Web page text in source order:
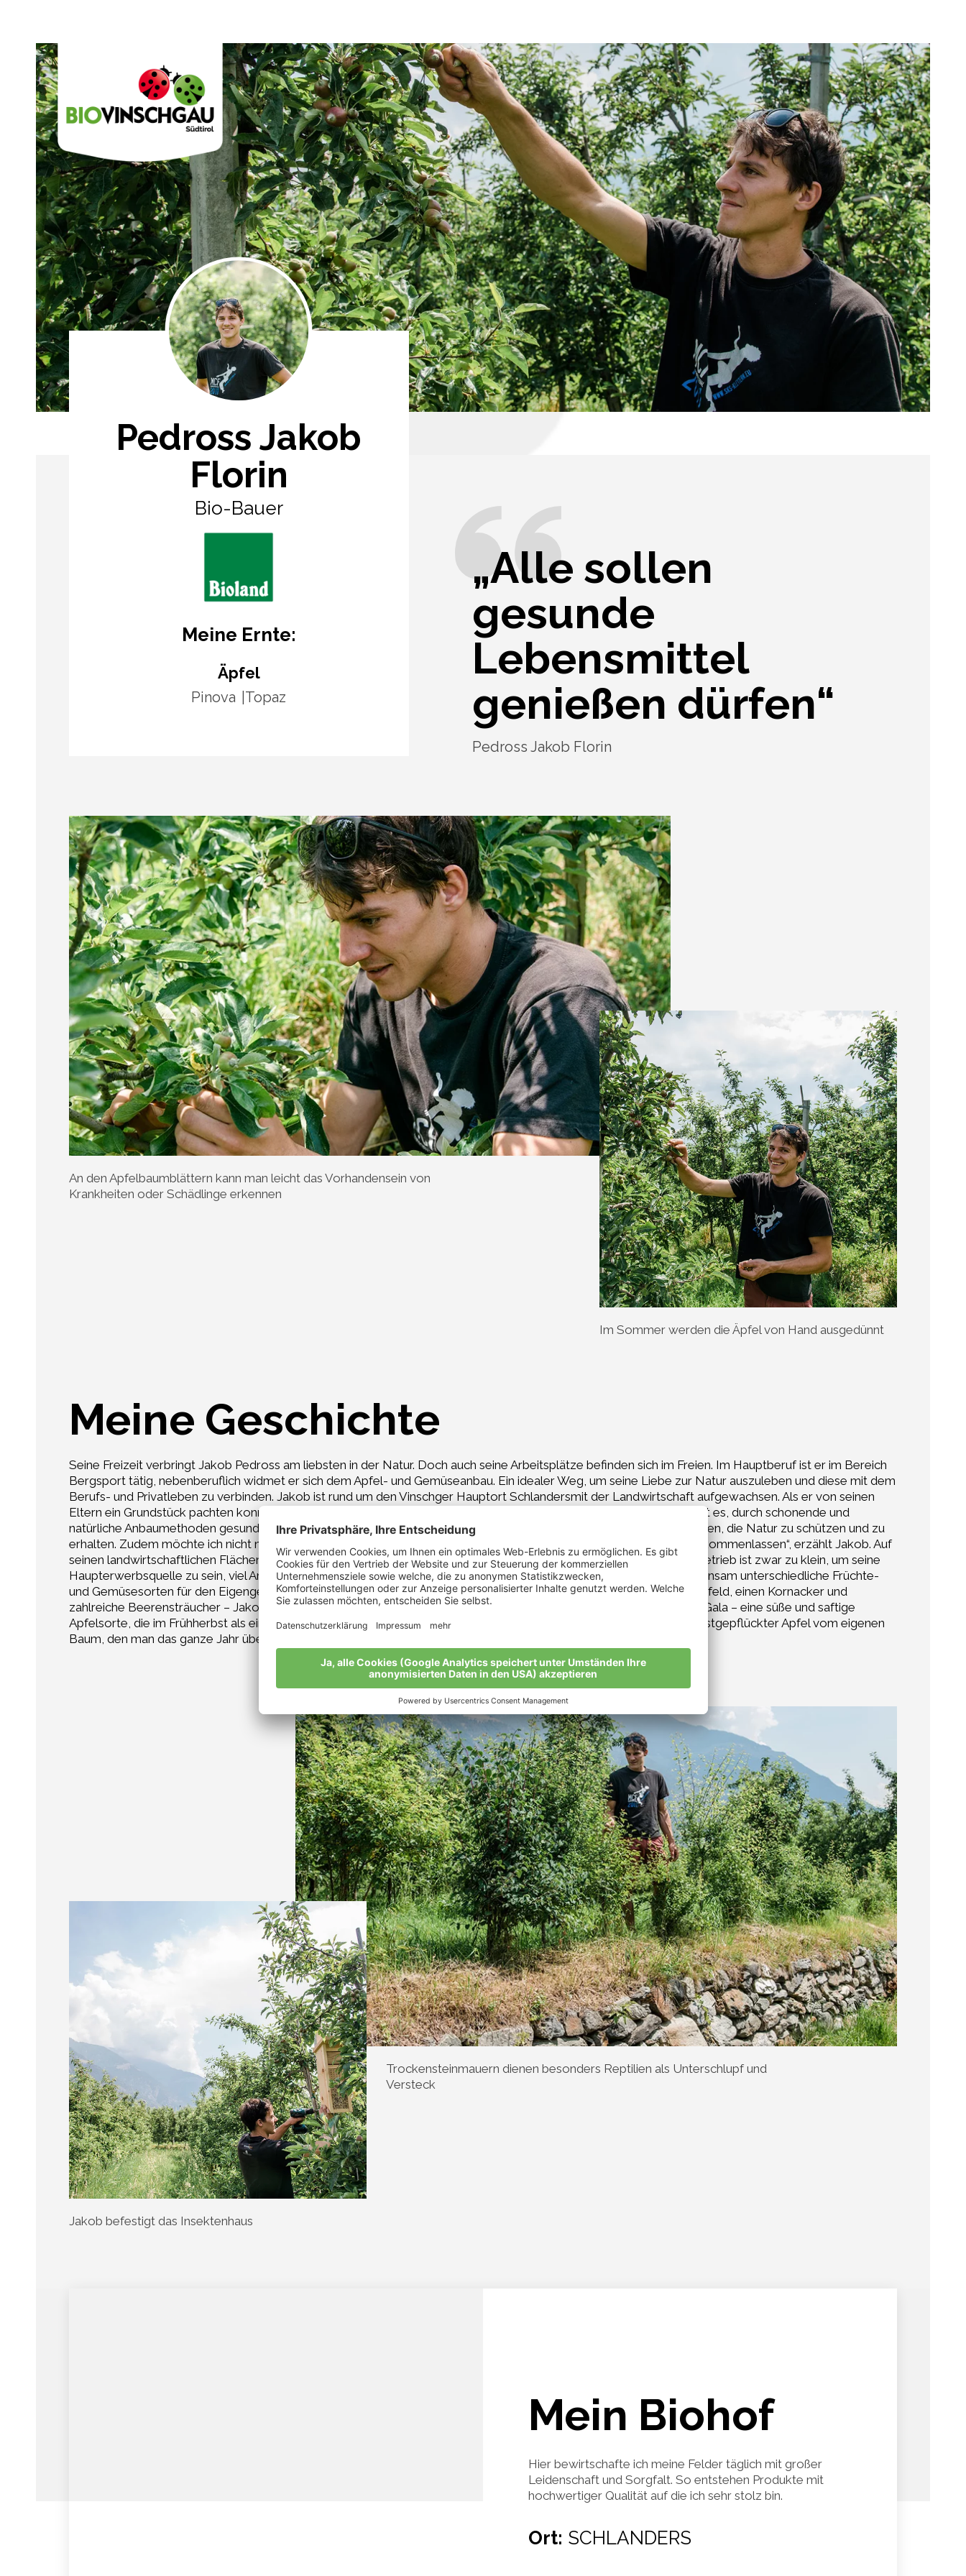
Pedross Jakob
Florin
Bio-Bauer
Meine Ernte:
Äpfel
Pinova Topaz
„Alle sollen
gesunde
Lebensmittel
genießen dürfen“
Pedross Jakob Florin
An den Apfelbaumblättern kann man leicht das Vorhandensein von
Krankheiten oder Schädlinge erkennen
Im Sommer werden die Äpfel von Hand ausgedünnt
Meine Geschichte
Seine Freizeit verbringt Jakob Pedross am liebsten in der Natur. Doch auch seine Arbeitsplätze befinden sich im Freien. Im Hauptberuf ist er im Bereich
Bergsport tätig, nebenberuflich widmet er sich dem Apfel- und Gemüseanbau. Ein idealer Weg, um seine Liebe zur Natur auszuleben und diese mit dem
Berufs- und Privatleben zu verbinden. Jakob ist rund um den Vinschger Hauptort Schlandersmit der Landwirtschaft aufgewachsen. Als er von seinen
Eltern ein Grundstück pachten konnte, war für ihn sofort klar: Er möchte dieses biologisch bewirtschaften. Sein Ziel ist es, durch schonende und
natürliche Anbaumethoden gesundes Obst und Gemüse von hoher Qualität herzustellen. „Mir ist es ein Herzensanliegen, die Natur zu schützen und zu
erhalten. Zudem möchte ich nicht nur für mich gesunde Lebensmittel herstellen, sondern diese auch anderen zugutekommenlassen“, erzählt Jakob. Auf
seinen landwirtschaftlichen Flächen sollen dabei auch Nützlinge ihren Lebensraum finden. Sein landwirtschaftlicher Betrieb ist zwar zu klein, um seine
Haupterwerbsquelle zu sein, viel Arbeit fällt dennoch an. Unterstützt wird er darin von seiner Familie, mit der er gemeinsam unterschiedliche Früchte-
und Gemüsesorten für den Eigengebrauch anbaut. Verschiedene Obstbäume, ein großer Gemüsegarten, ein Kartoffelfeld, einen Kornacker und
zahlreiche Beerensträucher – Jakob bevorzugt die Vielfalt. Auf den Apfelbäumen hängen Äpfel seiner Lieblingssorte Gala – eine süße und saftige
Apfelsorte, die im Frühherbst als eine der ersten gepflückt wird. Auf die Erntezeit freut sich Jakobbesonders: Ein selbstgepflückter Apfel vom eigenen
Baum, den man das ganze Jahr über gepflegt hat, schmeckt einfach einzigartig!
Trockensteinmauern dienen besonders Reptilien als Unterschlupf und
Versteck
Jakob befestigt das Insektenhaus
Mein Biohof
Hier bewirtschafte ich meine Felder täglich mit großer
Leidenschaft und Sorgfalt. So entstehen Produkte mit
hochwertiger Qualität auf die ich sehr stolz bin.
Ort: SCHLANDERS